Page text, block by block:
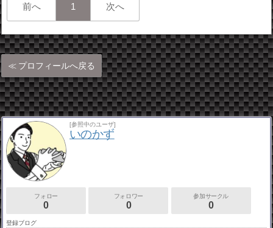
前へ 1 次へ
プロフィールへ戻る
[参照中のユーザ]
いのかず
フォロー
0
フォロワー
0
参加サークル
0
登録ブログ